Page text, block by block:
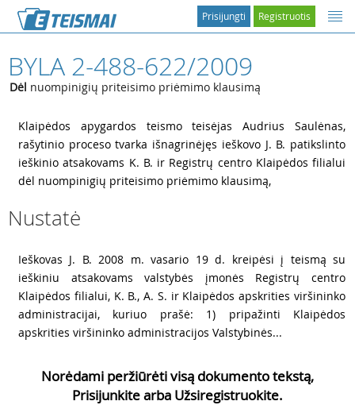
Registruotis
Prisijungti
BYLA 2-488-622/2009
Dėl nuompinigių priteisimo priėmimo klausimą
Klaipėdos apygardos teismo teisėjas Audrius Saulėnas,
rašytinio proceso tvarka išnagrinėjęs ieškovo J. B. patikslinto
ieškinio atsakovams K. B. ir Registrų centro Klaipėdos filialui
dėl nuompinigių priteisimo priėmimo klausimą,
Nustatė
Ieškovas J. B. 2008 m. vasario 19 d. kreipėsi į teismą su
ieškiniu atsakovams valstybės įmonės Registrų centro
Klaipėdos filialui, K. B., A. S. ir Klaipėdos apskrities viršininko
administracijai, kuriuo prašė: 1) pripažinti Klaipėdos
apskrities viršininko administracijos Valstybinės...
Norėdami peržiūrėti visą dokumento tekstą,
Prisijunkite arba Užsiregistruokite.